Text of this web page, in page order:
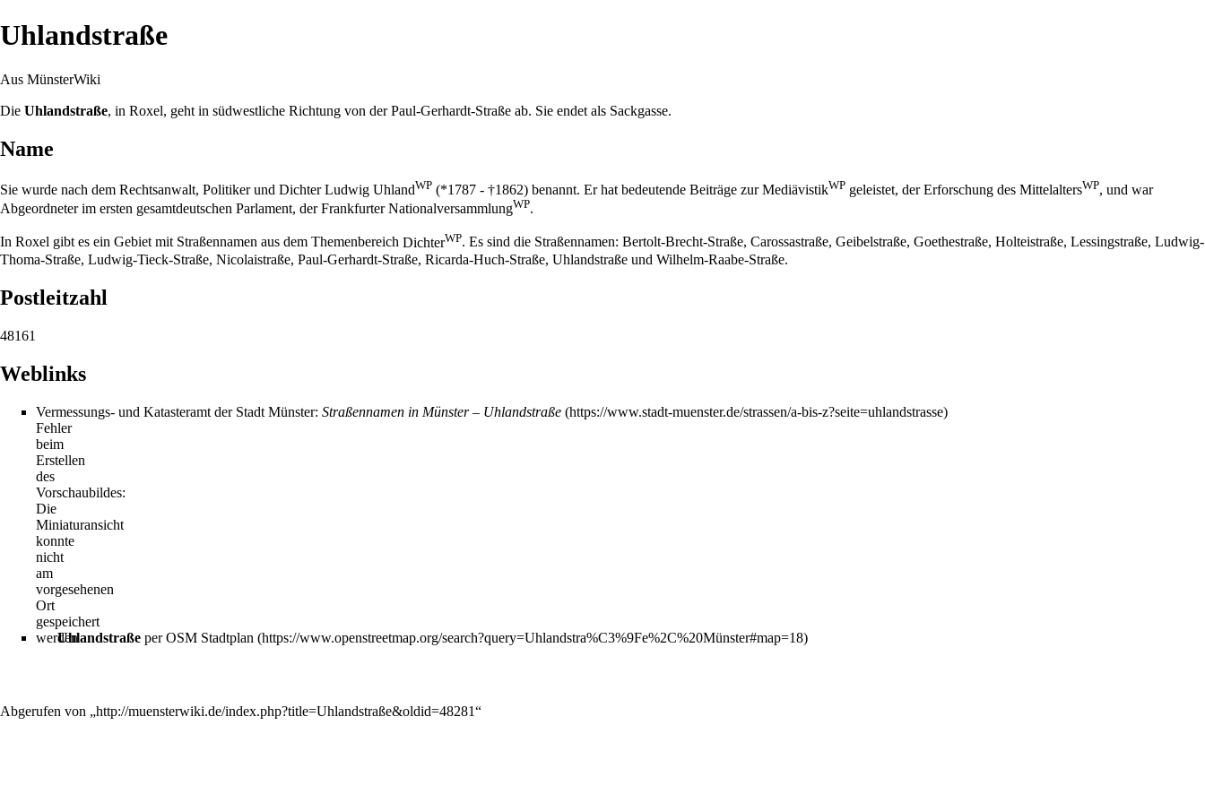
Uhlandstraße
Aus MünsterWiki
Die Uhlandstraße, in Roxel, geht in südwestliche Richtung von derPaul-Gerhardt-Straße ab. Sie endet als Sackgasse.
Name
Sie wurde nach dem Rechtsanwalt, Politiker und DichterLudwig UhlandWP (*1787 - †1862) benannt. Er hat bedeutende Beiträge zurMediävistikWP geleistet, der Erforschung des MittelaltersWP, und war
Abgeordneter im ersten gesamtdeutschen Parlament, derFrankfurter NationalversammlungWP.
In Roxel gibt es ein Gebiet mit Straßennamen aus dem Themenbereich DichterWP. Es sind die Straßennamen: Bertolt-Brecht-Straße, Carossastraße, Geibelstraße, Goethestraße, Holteistraße, Lessingstraße, Ludwig-
Thoma-Straße, Ludwig-Tieck-Straße, Nicolaistraße, Paul-Gerhardt-Straße, Ricarda-Huch-Straße, Uhlandstraße und Wilhelm-Raabe-Straße.
Postleitzahl
48161
Weblinks
Vermessungs- und Katasteramt der Stadt Münster: Straßennamen in Münster – Uhlandstraße
Fehler
beim
Erstellen
des
Vorschaubildes:
Die
Miniaturansicht
konnte
nicht
am
vorgesehenen
Ort
gespeichert
werdenUhlandstraße per OSM Stadtplan
Abgerufen von „http://muensterwiki.de/index.php?title=Uhlandstraße&oldid=48281“